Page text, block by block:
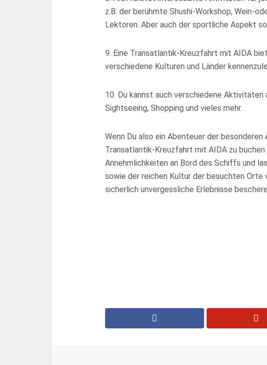
z.B. der berühmte Shushi-Workshop, Wein-
Lektoren. Aber auch der sportliche Aspekt
9. Eine Transatlantik-Kreuzfahrt mit AIDA
verschiedene Kulturen und Länder
10. Du kannst auch verschiedene Aktivitäten
Sightseeing, Shopping und vieles mehr.
Wenn Du also ein Abenteuer der
Transatlantik-Kreuzfahrt mit AIDA zu
Annehmlichkeiten an Bord des Schiffs und
sowie der reichen Kultur der besuchten Orte
sicherlich unvergessliche Erlebnisse